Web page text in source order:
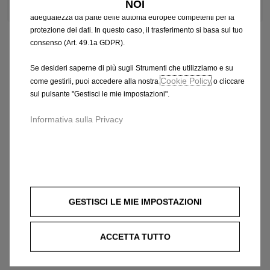
NOI
che potrebbero non aver ancora ricevuto una decisione di
adeguatezza da parte delle autorità europee competenti per la
protezione dei dati. In questo caso, il trasferimento si basa sul tuo
consenso (Art. 49.1a GDPR).
Se desideri saperne di più sugli Strumenti che utilizziamo e su
come gestirli, puoi accedere alla nostraCookie Policyo cliccare
sul pulsante "Gestisci le mie impostazioni".
Informativa sulla Privacy
GESTISCI LE MIE IMPOSTAZIONI
ACCETTA TUTTO